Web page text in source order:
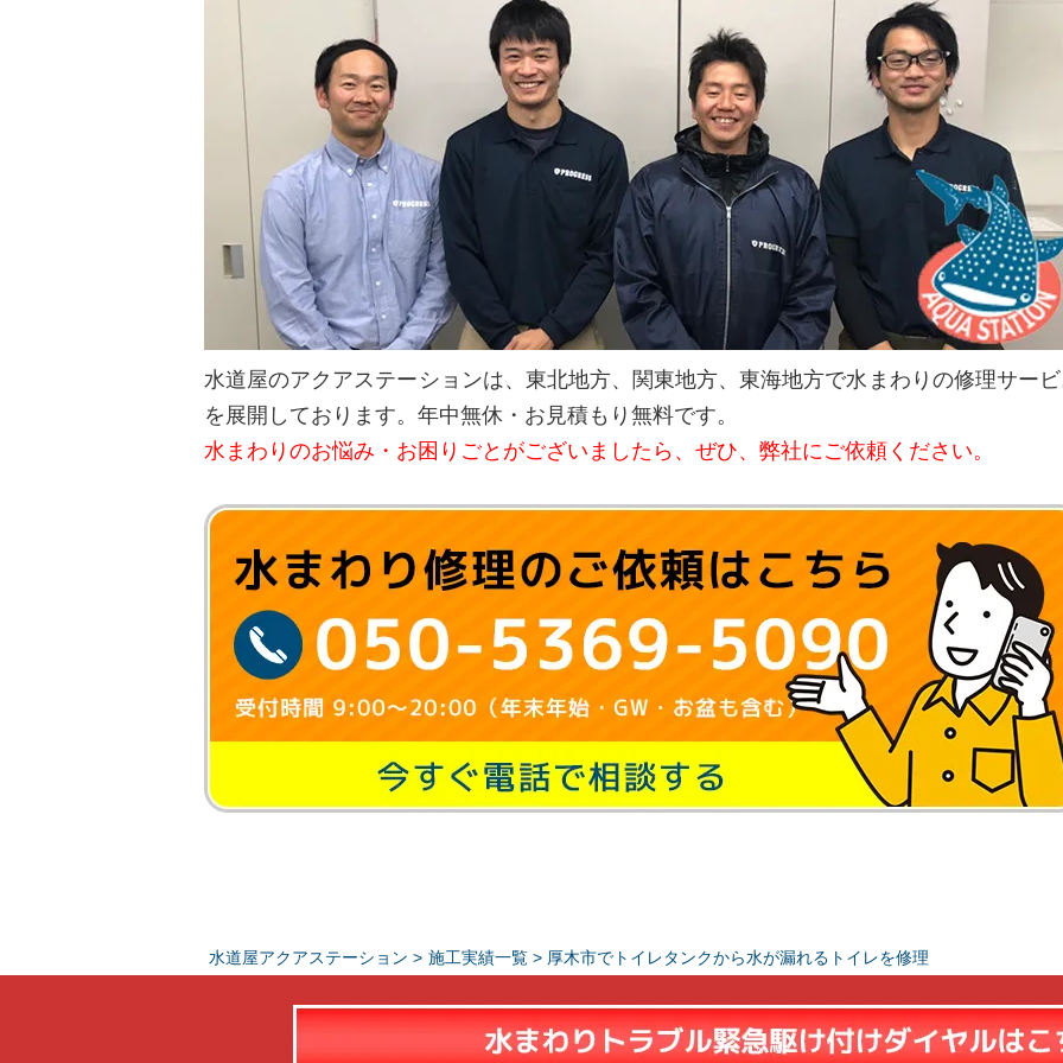
水道屋のアクアステーションは、東北地方、関東地方、東海地方で水まわりの修理サー
を展開しております。年中無休・お見積もり無料です。
水まわりのお悩み・お困りごとがございましたら、ぜひ、弊社にご依頼ください。
水道屋アクアステーション > 施工実績一覧 > 厚木市でトイレタンクから水が漏れるトイレを修理